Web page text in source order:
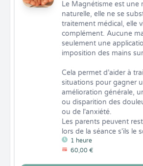
1 heure
60,00 €
Le Magnétisme est une
naturelle, elle ne se
traitement médical, elle
complément. Aucune
seulement une
imposition des mains
Cela permet d’aider à
situations pour gagner
amélioration générale,
ou disparition des
ou de l'anxiété.
Les parents peuvent
lors de la séance s'ils le